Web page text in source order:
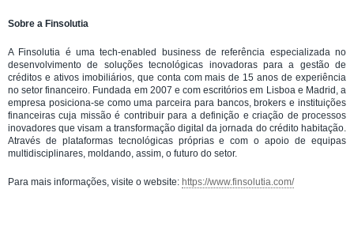
Sobre a Finsolutia
A Finsolutia é uma tech-enabled business de referência especializada no
desenvolvimento de soluções tecnológicas inovadoras para a gestão de
créditos e ativos imobiliários, que conta com mais de 15 anos de experiência
no setor financeiro. Fundada em 2007 e com escritórios em Lisboa e Madrid, a
empresa posiciona-se como uma parceira para bancos, brokers e instituições
financeiras cuja missão é contribuir para a definição e criação de processos
inovadores que visam a transformação digital da jornada do crédito habitação.
Através de plataformas tecnológicas próprias e com o apoio de equipas
multidisciplinares, moldando, assim, o futuro do setor.
Para mais informações, visite o website: https://www.finsolutia.com/